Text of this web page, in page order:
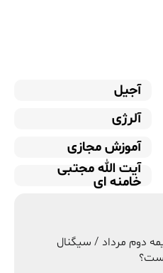
آجیل
آلرژی
آموزش مجازی
آیت الله مجتبی
خامنه ای
دوم مرداد / سیگنال